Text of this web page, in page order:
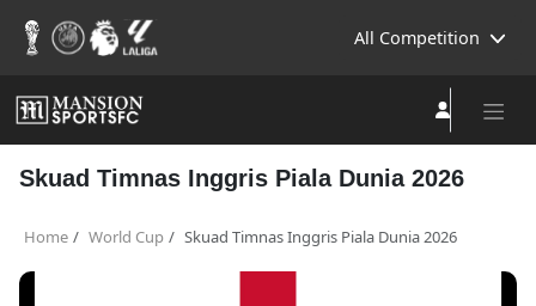
All Competition
Skuad Timnas Inggris Piala Dunia 2026
Home World Cup Skuad Timnas Inggris Piala Dunia 2026